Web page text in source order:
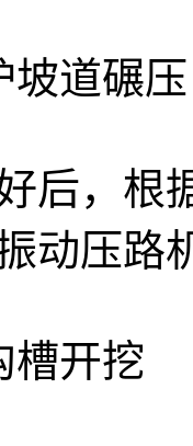
坡道碾压
后，根
动压路
槽开挖